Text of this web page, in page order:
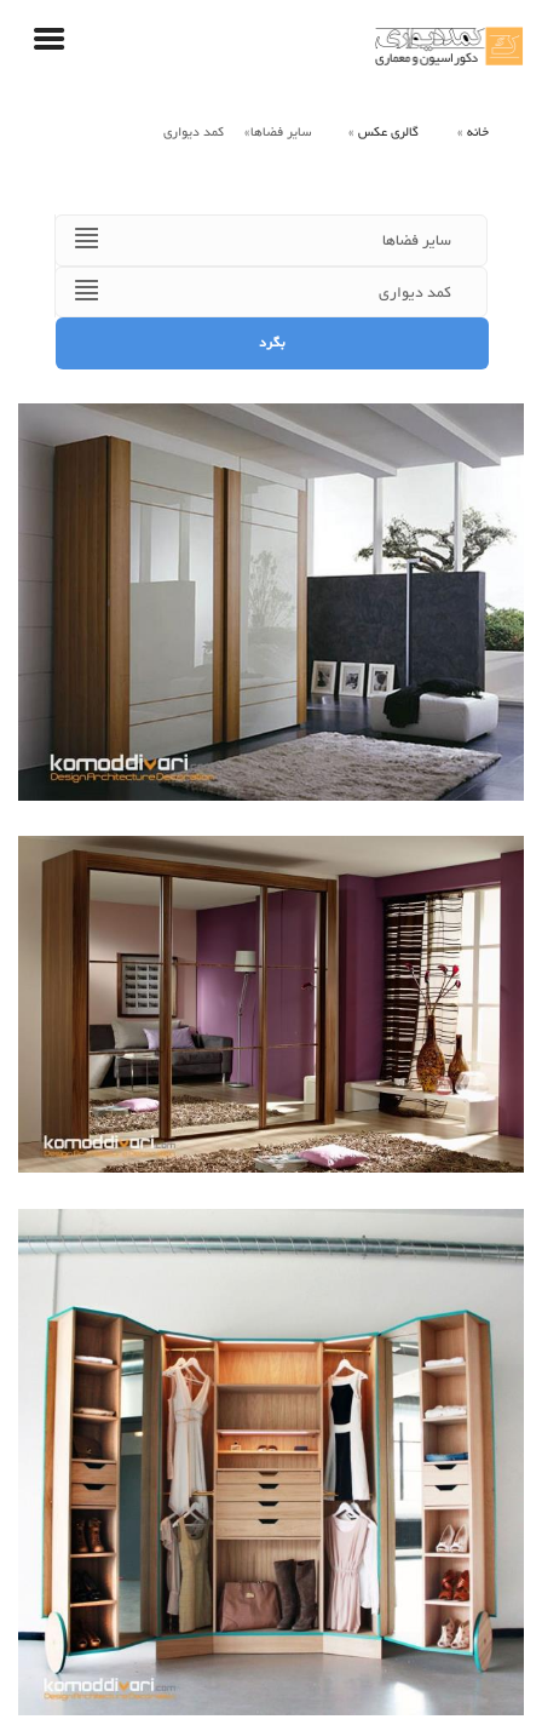
خانه گالری عکس سایر فضاها کمد دیواری